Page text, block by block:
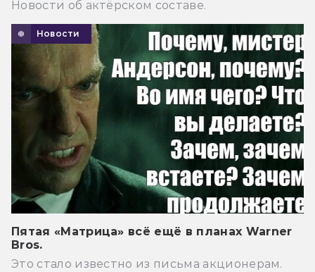
Новости об актёрском составе.
Новости
Пятая «Матрица» всё ещё в планах Warner
Bros.
Это стало известно из письма акционерам.